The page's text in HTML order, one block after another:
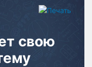
свою